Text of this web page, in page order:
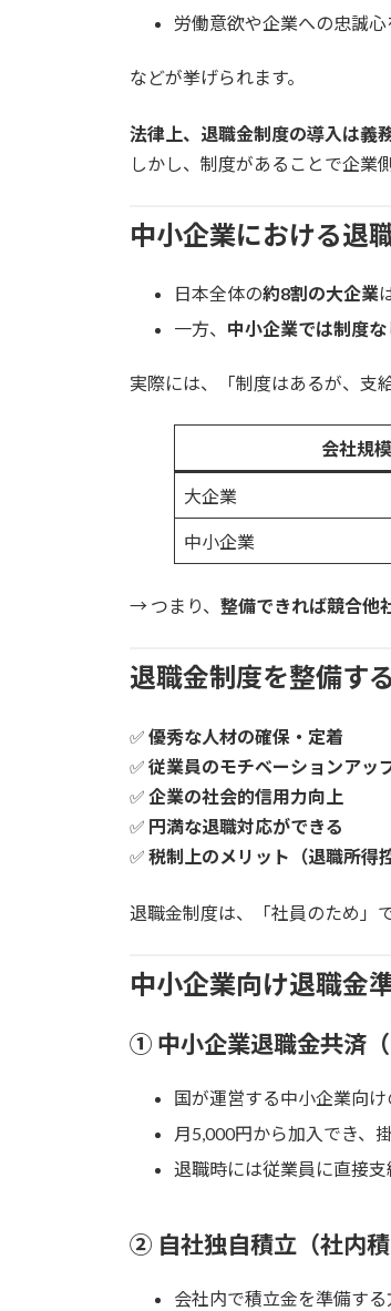
労働意欲や企業への忠誠心
などが挙げられます。
法律上、退職金制度の導入は義
しかし、制度があることで企業
中小企業における退
日本全体の約8割の大企業
一方、 中小企業では制度
実際には、「制度はあるが、支
会社規模
大企業
中小企業
→ つまり、 整備できれば競合他
退職金制度を整備す
✅ 優秀な人材の確保・定着
✅ 従業員のモチベーションアッ
✅ 企業の社会的信用力向上
✅ 円満な退職対応ができる
✅ 税制上のメリット（退職所得
退職金制度は、「社員のため」
中小企業向け退職金
① 中小企業退職金共済（
国が運営する中小企業向
月5,000円から加入でき、
退職時には従業員に直接
② 自社独自積立（社内積
会社内で積立金を準備する